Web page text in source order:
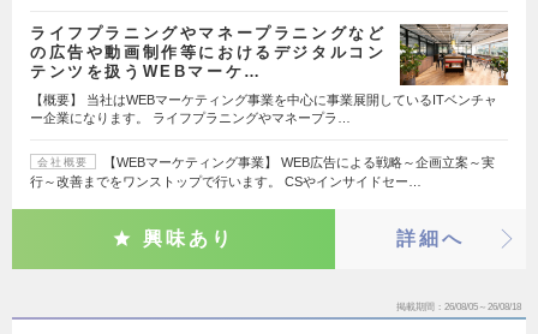
ライフプラニングやマネープラニングなど
の広告や動画制作等におけるデジタルコン
テンツを扱うWEBマーケ…
【概要】 当社はWEBマーケティング事業を中心に事業展開しているITベンチャ
ー企業になります。 ライフプラニングやマネープラ…
会社概要
【WEBマーケティング事業】 WEB広告による戦略～企画立案～実
行～改善までをワンストップで行います。 CSやインサイドセー…
興味あり 詳細へ
掲載期間 26/08/05～26/08/18